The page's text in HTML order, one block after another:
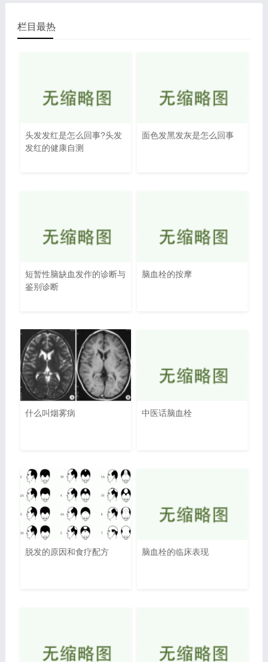
栏目最热
头发发红是怎么回事?头发
发红的健康自测
面色发黑发灰是怎么回事
短暂性脑缺血发作的诊断与
鉴别诊断
脑血栓的按摩
什么叫烟雾病 中医话脑血栓
脱发的原因和食疗配方 脑血栓的临床表现